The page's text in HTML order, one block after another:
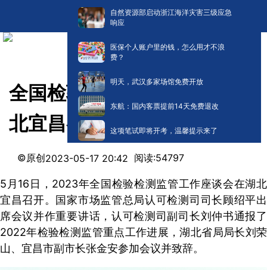
自然资源部启动浙江海洋灾害三级应急
响应
医保个人账户里的钱，怎么用才不浪
费？
明天，武汉多家场馆免费开放
东航：国内客票提前14天免费退改
这项笔试即将开考，温馨提示来了
全国检验检测监管工作会在湖
北宜昌召开
©原创2023-05-17 20:42 阅读:54797
5月16日，2023年全国检验检测监管工作座谈会在湖北
宜昌召开。国家市场监管总局认可检测司司长顾绍平出
席会议并作重要讲话，认可检测司副司长刘仲书通报了
2022年检验检测监管重点工作进展，湖北省局局长刘荣
山、宜昌市副市长张金安参加会议并致辞。